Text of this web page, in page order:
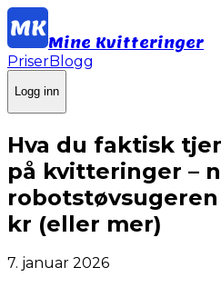
Mine Kvitteringer
PriserBlogg
Logg inn
Hva du faktisk
på kvitteringer –
robotstøvsugeren
kr (eller mer)
7. januar 2026